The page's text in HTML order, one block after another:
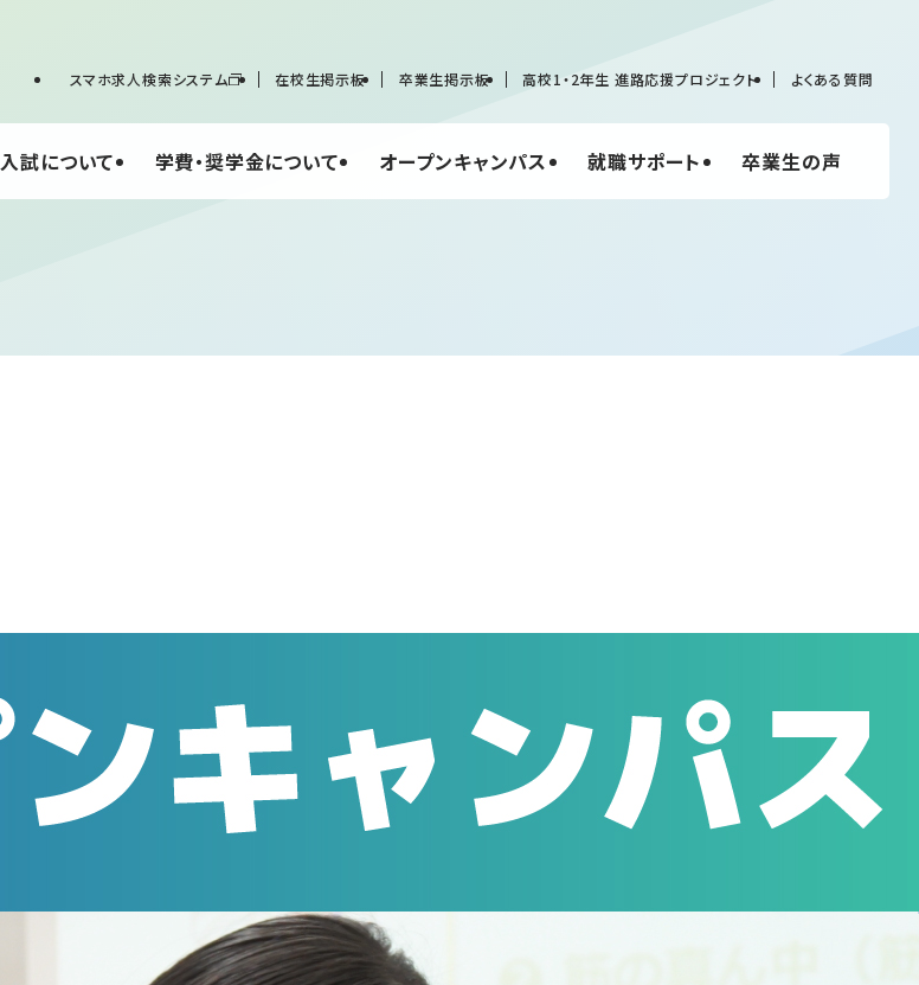
スマホ求人検索システム 在校生掲示板 卒業生掲示板 高校1・2年生 進路応援プロジェクト よくある質問
入試について 学費・奨学金について オープンキャンパス 就職サポート 卒業生の声
7/16(日)オープンキャンパスのお知らせ
7/16(日)にｵｰﾌﾟﾝｷｬﾝﾊﾟｽ＆ｵﾝﾗｲﾝｵｰﾌﾟﾝｷｬﾝﾊﾟｽ同時開催しま
【オープンキャンパス】